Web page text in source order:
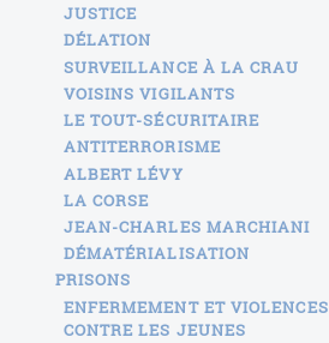
JUSTICE
DÉLATION
SURVEILLANCE À LA CRAU
VOISINS VIGILANTS
LE TOUT-SÉCURITAIRE
ANTITERRORISME
ALBERT LÉVY
LA CORSE
JEAN-CHARLES MARCHIANI
DÉMATÉRIALISATION
PRISONS
ENFERMEMENT ET VIOLENCES
CONTRE LES JEUNES